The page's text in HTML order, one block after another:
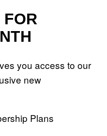
you access to our
new
Plans